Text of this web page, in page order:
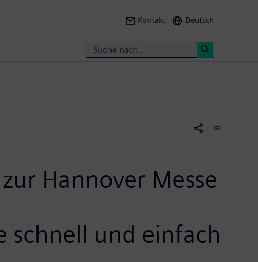
Kontakt Deutsch
Hannover Messe
schnell und einfach